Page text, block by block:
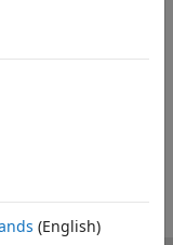
(English)